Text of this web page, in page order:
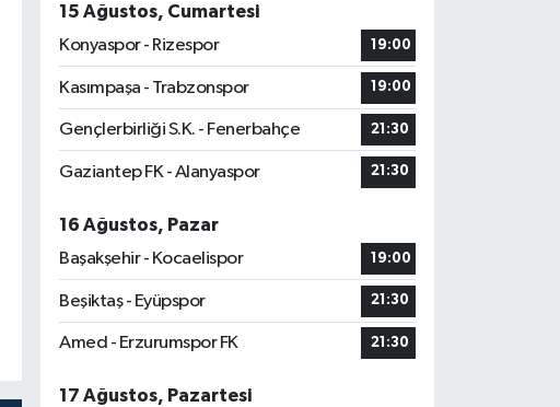
15 Ağustos, Cumartesi
Konyaspor - Rizespor
19:00
Kasımpaşa - Trabzonspor 19:00
Gençlerbirliği S.K. - Fenerbahçe 21:30
Gaziantep FK - Alanyaspor 21:30
16 Ağustos, Pazar
Başakşehir - Kocaelispor
19:00
Beşiktaş - Eyüpspor 21:30
Amed - Erzurumspor FK 21:30
17 Ağustos, Pazartesi